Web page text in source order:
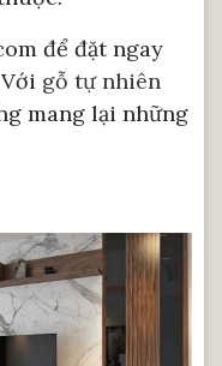
để đặt ngay
gỗ tự nhiên
mang lại những